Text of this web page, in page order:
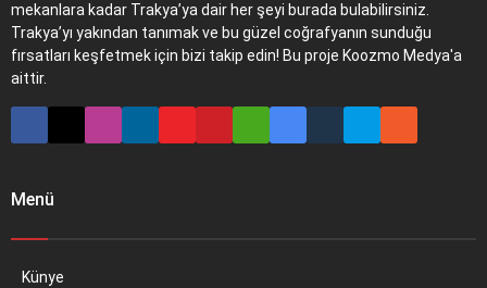
mekanlara kadar Trakya’ya dair her şeyi burada bulabilirsiniz.
Trakya’yı yakından tanımak ve bu güzel coğrafyanın sunduğu
fırsatları keşfetmek için bizi takip edin! Bu proje Koozmo Medya'a
aittir.
Menü
Künye